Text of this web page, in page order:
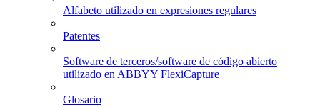
Alfabeto utilizado en expresiones regulares
Patentes
Software de terceros/software de código abierto
utilizado en ABBYY FlexiCapture
Glosario